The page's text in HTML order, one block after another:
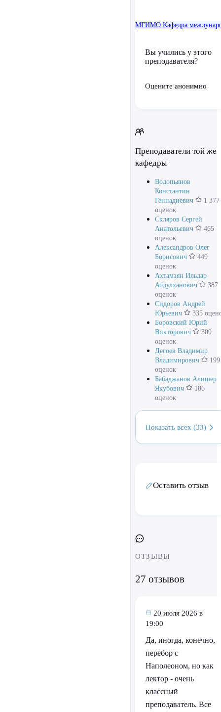
МГИМО Кафедра
Вы учились у этого
преподавателя?
Оцените анонимно
Преподаватели той же
кафедры
Водопьянов
Константин
Геннадиевич
1 377
оценок
Скляров Сергей
Анатольевич
465
оценок
Александров Олег
Борисович
449
оценок
Ахтамзян Ильдар
Абдулханович
387
оценок
Сидоров Андрей
Юрьевич
335
Боровский Юрий
Викторович
309
оценок
Дегоев Владимир
Владимирович
199
оценок
Бабаджанов Алишер
Якубович
186
оценок
Показать всех (33)
Оставить отзыв
ОТЗЫВЫ
27 отзывов
20 июля 2026 в
19:00
Да, иногда, конечно,
перебор с
Наполеоном, но как
лектор - очень
классный
преподаватель. Все